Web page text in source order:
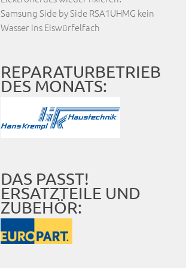
Samsung Side by Side RSA1UHMG kein
Wasser ins Eiswürfelfach
REPARATURBETRIEB
DES MONATS:
DAS PASST!
ERSATZTEILE UND
ZUBEHÖR: